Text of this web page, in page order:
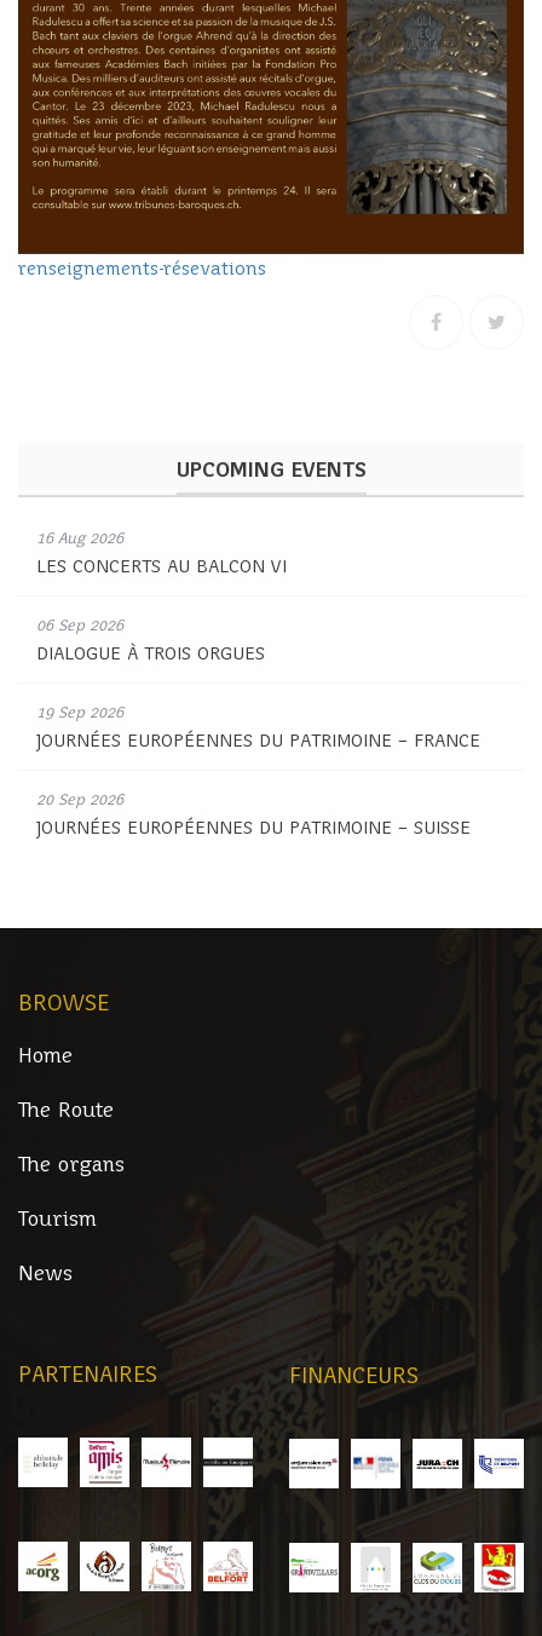
renseignements-résevations
UPCOMING EVENTS
16 Aug 2026
LES CONCERTS AU BALCON VI
06 Sep 2026
DIALOGUE À TROIS ORGUES
19 Sep 2026
JOURNÉES EUROPÉENNES DU PATRIMOINE – FRANCE
20 Sep 2026
JOURNÉES EUROPÉENNES DU PATRIMOINE – SUISSE
BROWSE
Home
The Route
The organs
Tourism
News
PARTENAIRES FINANCEURS